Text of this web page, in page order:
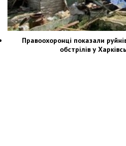
Правоохоронці показали
обстрілів у